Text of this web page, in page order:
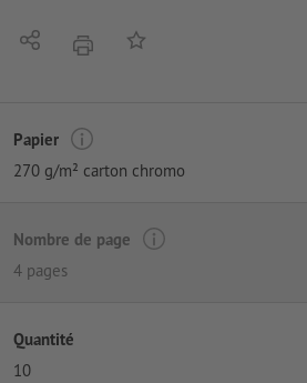
PartagerimprimerAjouter à liste d'article
Papier
270 g/m² carton chromo
Nombre de page
4 pages
Quantité
10